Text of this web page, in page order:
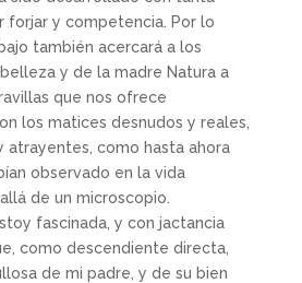
forjar y competencia. Por lo
también acercará a los
y de la madre Natura a
que nos ofrece
los matices desnudos y reales,
atrayentes, como hasta ahora
observado en la vida
de un microscopio.
fascinada, y con jactancia
como descendiente directa,
de mi padre, y de su bien